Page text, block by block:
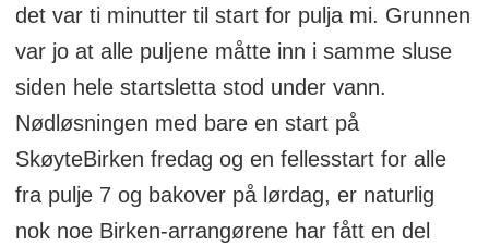
det var ti minutter til start for pulja mi. Grunnen
var jo at alle puljene måtte inn i samme sluse
siden hele startsletta stod under vann.
Nødløsningen med bare en start på
SkøyteBirken fredag og en fellesstart for alle
fra pulje 7 og bakover på lørdag, er naturlig
nok noe Birken-arrangørene har fått en del